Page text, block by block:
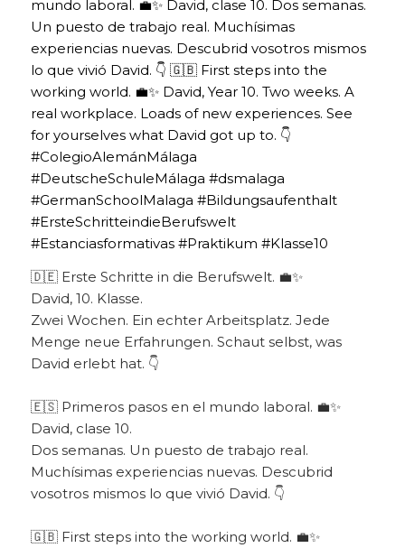
🇩🇪 Erste Schritte in die Berufswelt. 💼✨
David, 10. Klasse.
Zwei Wochen. Ein echter Arbeitsplatz. Jede
Menge neue Erfahrungen. Schaut selbst, was
David erlebt hat. 👇
🇪🇸 Primeros pasos en el mundo laboral. 💼✨
David, clase 10.
Dos semanas. Un puesto de trabajo real.
Muchísimas experiencias nuevas. Descubrid
vosotros mismos lo que vivió David. 👇
🇬🇧 First steps into the working world. 💼✨